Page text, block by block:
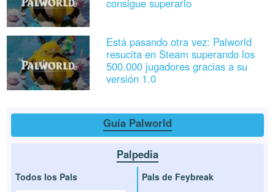
consigue superarlo
Está pasando otra vez: Palworld
resucita en Steam superando los
500.000 jugadores gracias a su
versión 1.0
Guía Palworld
Palpedia
Todos los Pals
Pals de Feybreak